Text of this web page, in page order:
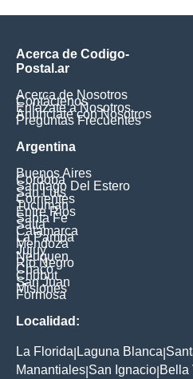
Acerca de Codigo-
Postal.ar
Acerca de Nosotros
Contáctenos
Enlázate a Nosotros
Anúnciate con Nosotros
Preguntas Frecuentes
Argentina
Buenos Aires
Cordoba
Santiago Del Estero
San Luis
Corrientes
Tucuman
Entre Rios
Santa Fe
Salta
Catamarca
La Pampa
Mendoza
Jujuy
Neuquen
Rio Negro
Chaco
Chubut
San Juan
Misiones
Formosa
Localidad:
La Florida Laguna Blanca
Manantiales San Ignacio Bella